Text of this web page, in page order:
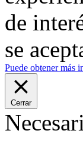
de
se
Puede obtener más
Cerrar